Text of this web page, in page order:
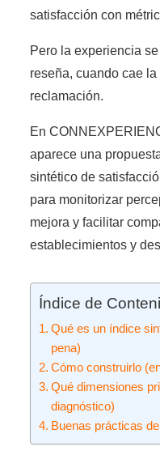
satisfacción con
Pero la experiencia
reseña, cuando cae
reclamación.
En
aparece una
sintético de
para monitorizar
mejora y facilitar
establecimientos y
Índice de
Qué es un índice
pena)
Cómo construirlo
Qué dimensiones
diagnóstico)
Buenas prácticas